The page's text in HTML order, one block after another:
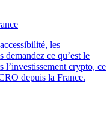
les
demandez ce qu’est le
crypto, ce
depuis la France.